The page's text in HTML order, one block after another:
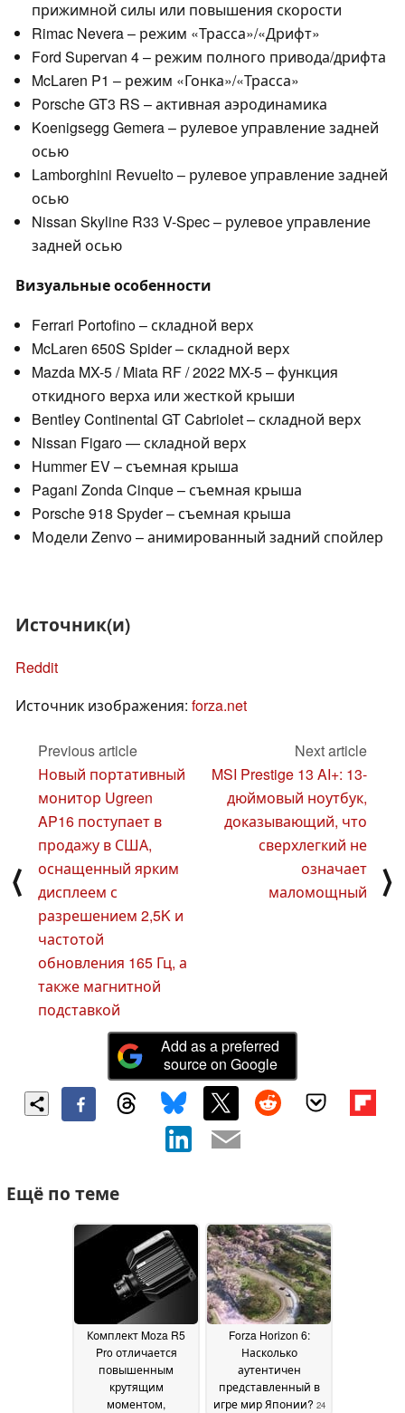
прижимной силы или повышения скорости
Rimac Nevera – режим «Трасса»/«Дрифт»
Ford Supervan 4 – режим полного привода/дрифта
McLaren P1 – режим «Гонка»/«Трасса»
Porsche GT3 RS – активная аэродинамика
Koenigsegg Gemera – рулевое управление задней
осью
Lamborghini Revuelto – рулевое управление задней
осью
Nissan Skyline R33 V-Spec – рулевое управление
задней осью
Визуальные особенности
Ferrari Portofino – складной верх
McLaren 650S Spider – складной верх
Mazda MX-5 / Miata RF / 2022 MX-5 – функция
откидного верха или жесткой крыши
Bentley Continental GT Cabriolet – складной верх
Nissan Figaro — складной верх
Hummer EV – съемная крыша
Pagani Zonda Cinque – съемная крыша
Porsche 918 Spyder – съемная крыша
Модели Zenvo – анимированный задний спойлер
Источник(и)
Reddit
Источник изображения: forza.net
⟨
Previous article
Новый портативный
монитор Ugreen
AP16 поступает в
продажу в США,
оснащенный ярким
дисплеем с
разрешением 2,5K и
частотой
обновления 165 Гц, а
также магнитной
подставкой
Next article
MSI Prestige 13 AI+: 13-
дюймовый ноутбук,
доказывающий, что
сверхлегкий не
означает
маломощный
⟩
Add as a preferred
source on Google
Ещё по теме
Комплект Moza R5
Pro отличается
повышенным
крутящим
моментом,
Forza Horizon 6:
Насколько
аутентичен
представленный в
игре мир Японии? 24